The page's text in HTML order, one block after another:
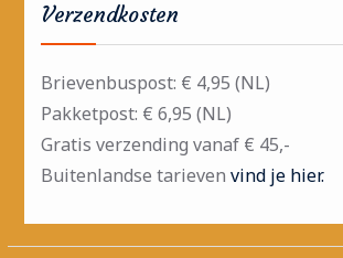
Verzendkosten
Brievenbuspost: € 4,95 (NL)
Pakketpost: € 6,95 (NL)
Gratis verzending vanaf € 45,-
Buitenlandse tarieven vind je hier.